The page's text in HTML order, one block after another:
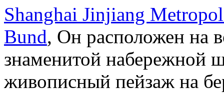
Shanghai Jinjiang
Bund, Он расположен на
знаменитой набережной
живописный пейзаж на